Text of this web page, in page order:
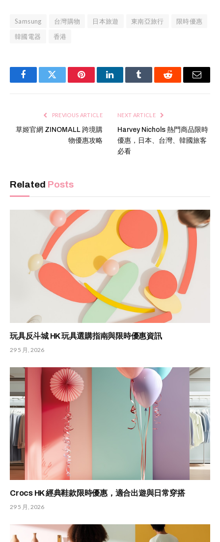
Samsung 台灣購物 日本旅遊 東南亞旅行
限時優惠
韓國電器
香港
FacebookTwitter PinterestLinkedInTumblr Reddit Email
PREVIOUS ARTICLE
草姬官網 ZINOMALL 跨境購
物優惠攻略
NEXT ARTICLE
Harvey Nichols 熱門商品限時
優惠，日本、台灣、韓國旅客
必看
Related Posts
玩具反斗城 HK 玩具選購指南與限時優惠資訊
29 5 月, 2026
Crocs HK 經典鞋款限時優惠，適合出遊與日常穿搭
29 5 月, 2026